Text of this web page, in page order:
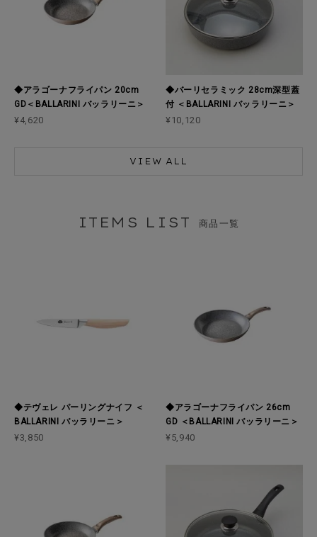
◆アラゴーナフライパン 20cm
GD＜BALLARINI バッラリーニ＞
¥4,620
◆バーリセラミック 28cm深型蓋
付 ＜BALLARINI バッラリーニ＞
¥10,120
VIEW ALL
ITEMS LIST 商品一覧
◆テヴェレ パーリングナイフ ＜
BALLARINI バッラリーニ＞
¥3,850
◆アラゴーナフライパン 26cm
GD ＜BALLARINI バッラリーニ＞
¥5,940